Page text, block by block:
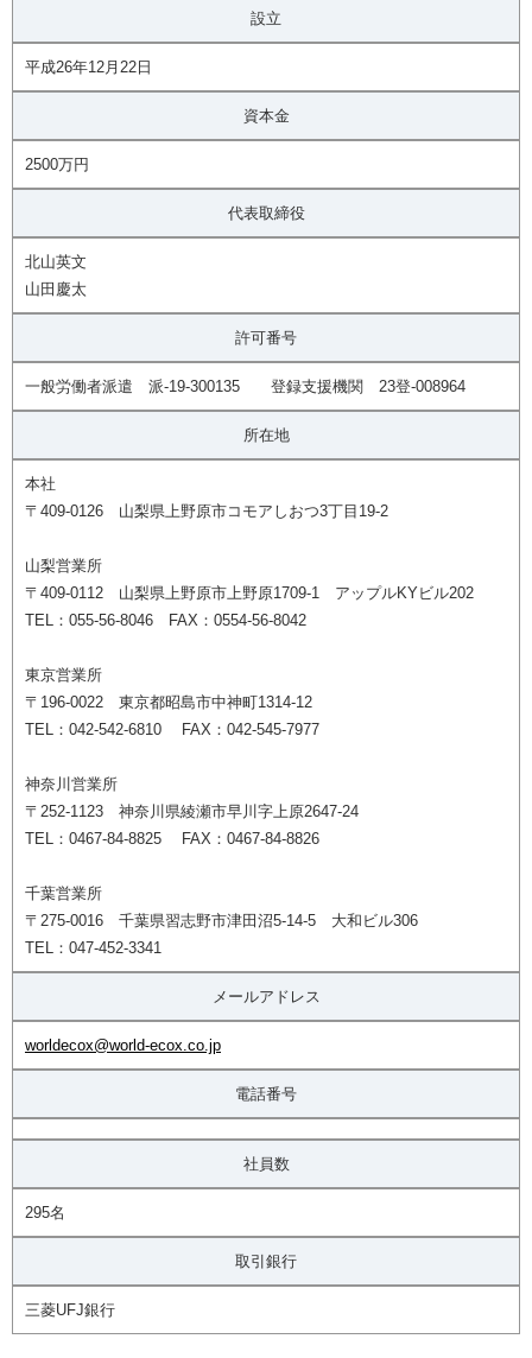
設立
平成26年12月22日
資本金
2500万円
代表取締役
北山英文
山田慶太
許可番号
一般労働者派遣 派-19-300135 登録支援機関 23登-008964
所在地
本社
〒409-0126 山梨県上野原市コモアしおつ3丁目19-2
山梨営業所
〒409-0112 山梨県上野原市上野原1709-1 アップルKYビル202
TEL：055-56-8046 FAX：0554-56-8042
東京営業所
〒196-0022 東京都昭島市中神町1314-12
TEL：042-542-6810 FAX：042-545-7977
神奈川営業所
〒252-1123 神奈川県綾瀬市早川字上原2647-24
TEL：0467-84-8825 FAX：0467-84-8826
千葉営業所
〒275-0016 千葉県習志野市津田沼5-14-5 大和ビル306
TEL：047-452-3341
メールアドレス
worldecox@world-ecox.co.jp
電話番号
社員数
295名
取引銀行
三菱UFJ銀行